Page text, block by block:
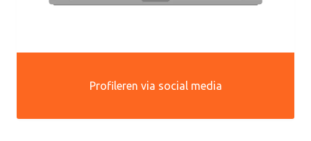
Profileren via social media